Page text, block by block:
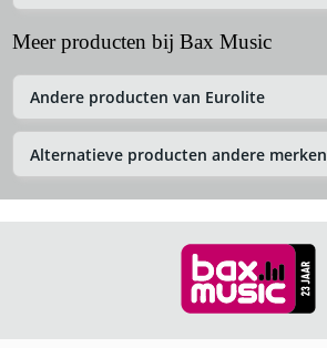
Meer producten bij Bax Music
Andere producten van Eurolite
Alternatieve producten andere merken